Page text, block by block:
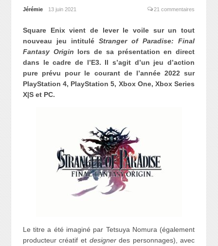
Jérémie 13 juin 2021 21 commentaires
Square Enix vient de lever le voile sur un tout
nouveau jeu intitulé Stranger of Paradise: Final
Fantasy Origin lors de sa présentation en direct
dans le cadre de l’E3. Il s’agit d’un jeu d’action
pure prévu pour le courant de l’année 2022 sur
PlayStation 4, PlayStation 5, Xbox One, Xbox Series
X|S et PC.
Le titre a été imaginé par Tetsuya Nomura (également
producteur créatif et designerdes personnages), avec